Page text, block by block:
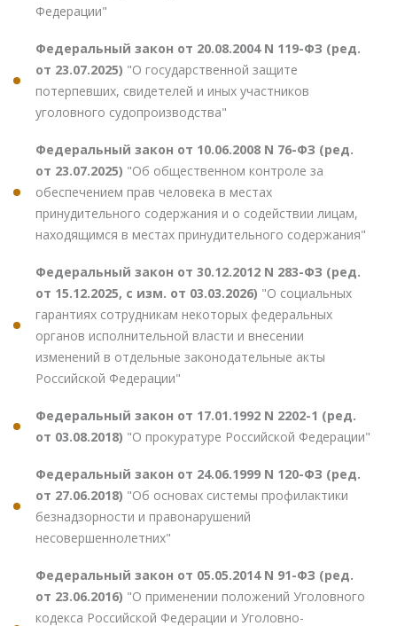
Федерации"
Федеральный закон от 20.08.2004 N 119-ФЗ (ред.
от 23.07.2025) "О государственной защите
потерпевших, свидетелей и иных участников
уголовного судопроизводства"
Федеральный закон от 10.06.2008 N 76-ФЗ (ред.
от 23.07.2025) "Об общественном контроле за
обеспечением прав человека в местах
принудительного содержания и о содействии лицам,
находящимся в местах принудительного содержания"
Федеральный закон от 30.12.2012 N 283-ФЗ (ред.
от 15.12.2025, с изм. от 03.03.2026) "О социальных
гарантиях сотрудникам некоторых федеральных
органов исполнительной власти и внесении
изменений в отдельные законодательные акты
Российской Федерации"
Федеральный закон от 17.01.1992 N 2202-1 (ред.
от 03.08.2018) "О прокуратуре Российской Федерации"
Федеральный закон от 24.06.1999 N 120-ФЗ (ред.
от 27.06.2018) "Об основах системы профилактики
безнадзорности и правонарушений
несовершеннолетних"
Федеральный закон от 05.05.2014 N 91-ФЗ (ред.
от 23.06.2016) "О применении положений Уголовного
кодекса Российской Федерации и Уголовно-